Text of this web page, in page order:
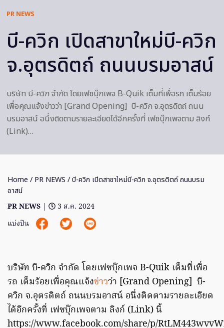
PR NEWS
บี-ควิก เปิดสาขาใหม่บี-ควิก
จ.อุตรดิตถ์ ถนนบรมอาสน์
บริษัท บี-ควิก จำกัด โดยเฟซบุ๊กเพจ B-Quik เต็มที่เพื่อรถ เต็มร้อย
เพื่อคุณแจ้งข่าวว่า [Grand Opening] บี-ควิก จ.อุตรดิตถ์ ถนน
บรมอาสน์ อนึ่งติดตามรายละเอียดได้อีกครั้งที่ เฟซบุ๊กเพจตาม ลิงก์
(Link)…
Home / PR NEWS / บี-ควิก เปิดสาขาใหม่บี-ควิก จ.อุตรดิตถ์ ถนนบรม
อาสน์
PR NEWS |
3 ส.ค. 2024
แบ่งปัน
บริษัท บี-ควิก จำกัด โดยเฟซบุ๊กเพจ B-Quik เต็มที่เพื่อ
รถ เต็มร้อยเพื่อคุณแจ้งข่าวว่า [Grand Opening] บี-
ควิก จ.อุตรดิตถ์ ถนนบรมอาสน์ อนึ่งติดตามรายละเอียด
ได้อีกครั้งที่ เฟซบุ๊กเพจตาม ลิงก์ (Link) นี้
https://www.facebook.com/share/p/